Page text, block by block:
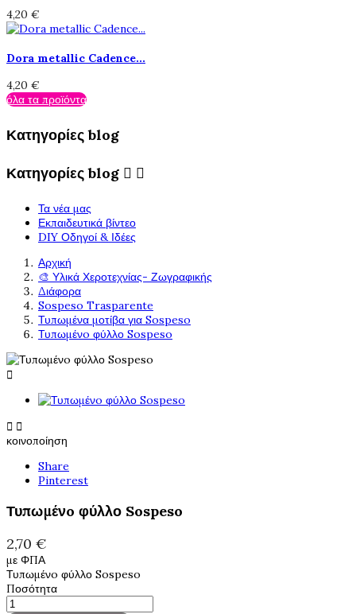
4,20 €
Dora metallic Cadence...
4,20 €
όλα τα προϊόντα
Κατηγορίες blog
Κατηγορίες blog  
Τα νέα μας
Εκπαιδευτικά βίντεο
DIY Οδηγοί & Ιδέες
Αρχική
🎨 Υλικά Χεροτεχνίας- Ζωγραφικής
Διάφορα
Sospeso Trasparente
Τυπωμένα μοτίβα για Sospeso
Τυπωμένo φύλλο Sospeso

 
κοινοποίηση
Share
Pinterest
Τυπωμένo φύλλο Sospeso
2,70 €
με ΦΠΑ
Τυπωμένo φύλλο Sospeso
Ποσότητα